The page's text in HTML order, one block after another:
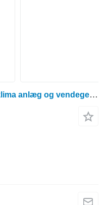
Solis 60 Med Lukket kabine, klima anlæg og vendegear på. En virkelig l